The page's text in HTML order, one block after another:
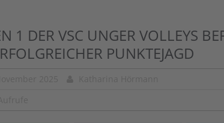
1 DER VSC UNGER VOLLEYS
PUNKTEJAGD